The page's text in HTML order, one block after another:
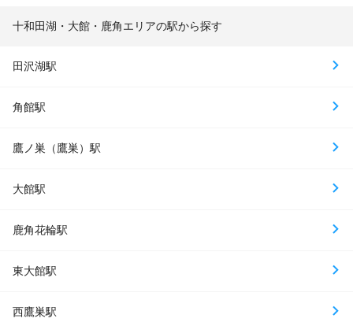
十和田湖・大館・鹿角エリアの駅から探す
田沢湖駅
角館駅
鷹ノ巣（鷹巣）駅
大館駅
鹿角花輪駅
東大館駅
西鷹巣駅